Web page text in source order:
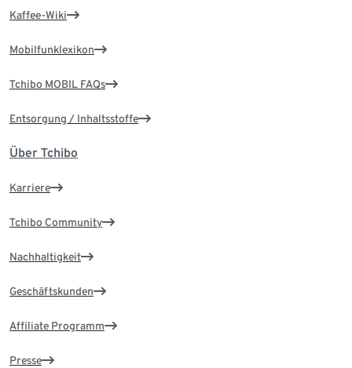
Kaffee-Wiki
Mobilfunklexikon
Tchibo MOBIL FAQs
Entsorgung / Inhaltsstoffe
Über Tchibo
Karriere
Tchibo Community
Nachhaltigkeit
Geschäftskunden
Affiliate Programm
Presse